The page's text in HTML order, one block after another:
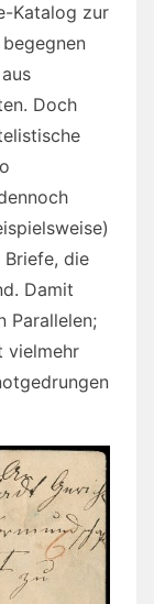
Katalog zur
Doch
die
Damit
Parallelen;
vielmehr